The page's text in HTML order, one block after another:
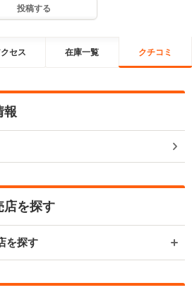
投稿する
セス 在庫一覧 クチコミ
報
店を探す
を探す